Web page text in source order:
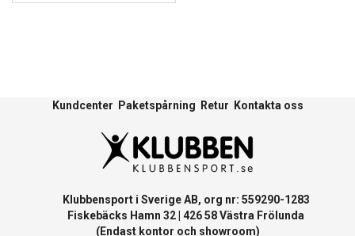
Kundcenter Paketspårning Retur Kontakta oss
Klubbensport i Sverige AB, org nr: 559290-1283
Fiskebäcks Hamn 32 | 426 58 Västra Frölunda
(Endast kontor och showroom)